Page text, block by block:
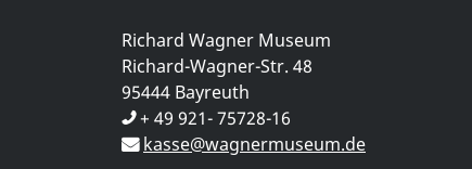
Richard Wagner Museum
Richard-Wagner-Str. 48
95444 Bayreuth
+ 49 921- 75728-16
kasse@wagnermuseum.de